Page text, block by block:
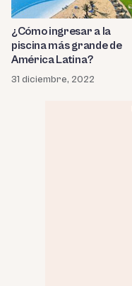
¿Cómo ingresar a la
piscina más grande de
América Latina?
31 diciembre, 2022